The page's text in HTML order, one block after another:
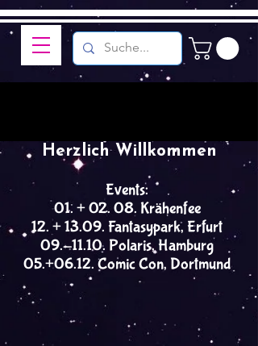
Events:
01. + 02. 08. Krähenfee
12. + 13.09. Fantasypark, Erfurt
09.-11.10. Polaris, Hamburg
05.+06.12. Comic Con, Dortmund
Herzlich Willkommen